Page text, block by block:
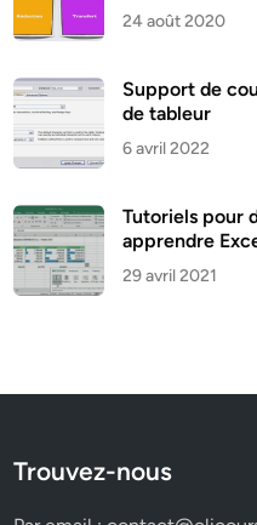
24 août 2020
Support de
de tableur
6 avril 2022
Tutoriels pour
apprendre
29 avril 2021
Trouvez-nous